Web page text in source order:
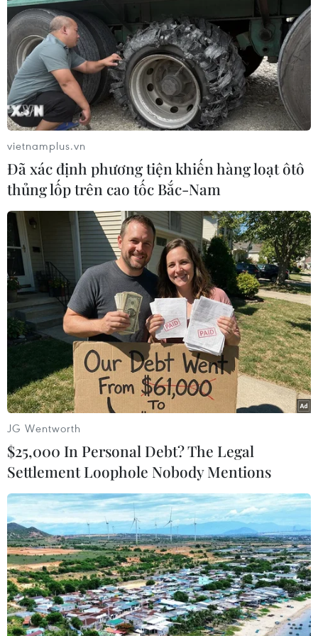
Theo dõi VietnamPlus
CHIẾN DỊCH 500 NGÀY ĐÊM QUY TẬP HÀI CỐT
LIỆT SỸ
Đà Nẵng: Tìm thấy 3 bộ hài cốt liệt sỹ từ nguồn
tin của người dân
Khánh Hòa đẩy mạnh tìm kiếm, quy tập và xác
định danh tính hài cốt liệt sỹ
Quân khu 7 đẩy mạnh ứng dụng khoa học-công
nghệ trong tìm kiếm, quy tập hài cốt liệt sỹ
86 tuổi vẫn đi lấy mẫu ADN, gần 80
năm nuôi hy vọng tìm người cậu liệt sĩ
Hành trình nối những cuộc đoàn viên, đưa các
Anh hùng liệt sỹ về với gia đình
TIN LIÊN QUAN
vietnamplus.vn
Đã xác định phương tiện khiến hàng loạt ôtô
thủng lốp trên cao tốc Bắc-Nam
JG Wentworth
$25,000 In Personal Debt? The Legal
Settlement Loophole Nobody Mentions